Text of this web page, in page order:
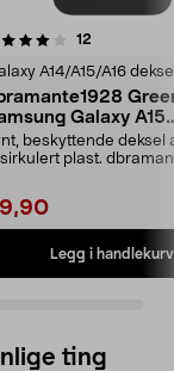
12
A14/A15/A16
Galaxy A15
beskyttende deksel
plast.
Legg i handlekurv
4.0 av 5 stjerner
ting